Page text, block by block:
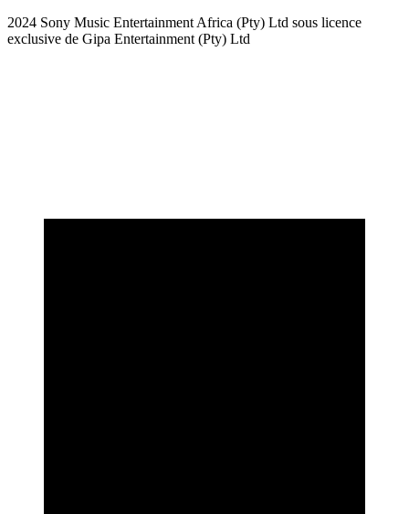
2024 Sony Music Entertainment Africa (Pty) Ltd sous licence
exclusive de Gipa Entertainment (Pty) Ltd